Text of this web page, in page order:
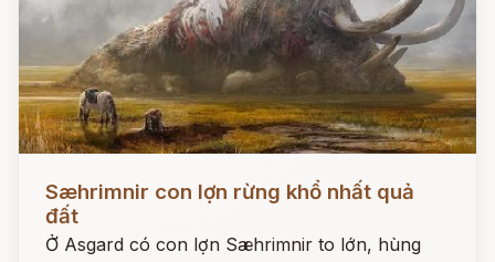
Sæhrimnir con lợn rừng khổ nhất quả
đất
Ở Asgard có con lợn Sæhrimnir to lớn, hùng